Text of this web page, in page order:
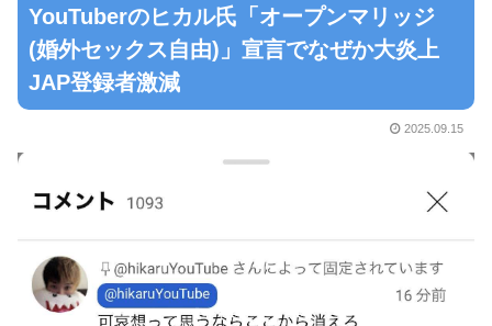
YouTuberのヒカル氏「オープンマリッジ
(婚外セックス自由)」宣言でなぜか大炎上
JAP登録者激減
2025.09.15